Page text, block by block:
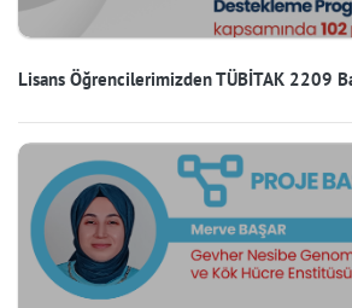
Lisans Öğrencilerimizden TÜBİTAK 2209